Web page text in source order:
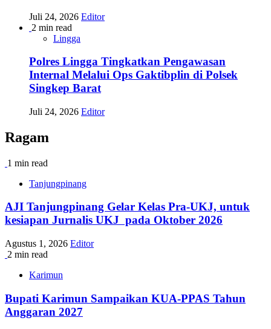
Juli 24, 2026 Editor
2 min read
Lingga
Polres Lingga Tingkatkan Pengawasan
Internal Melalui Ops Gaktibplin di Polsek
Singkep Barat
Juli 24, 2026 Editor
Ragam
1 min read
Tanjungpinang
AJI Tanjungpinang Gelar Kelas Pra-UKJ, untuk
kesiapan Jurnalis UKJ pada Oktober 2026
Agustus 1, 2026 Editor
2 min read
Karimun
Bupati Karimun Sampaikan KUA-PPAS Tahun
Anggaran 2027